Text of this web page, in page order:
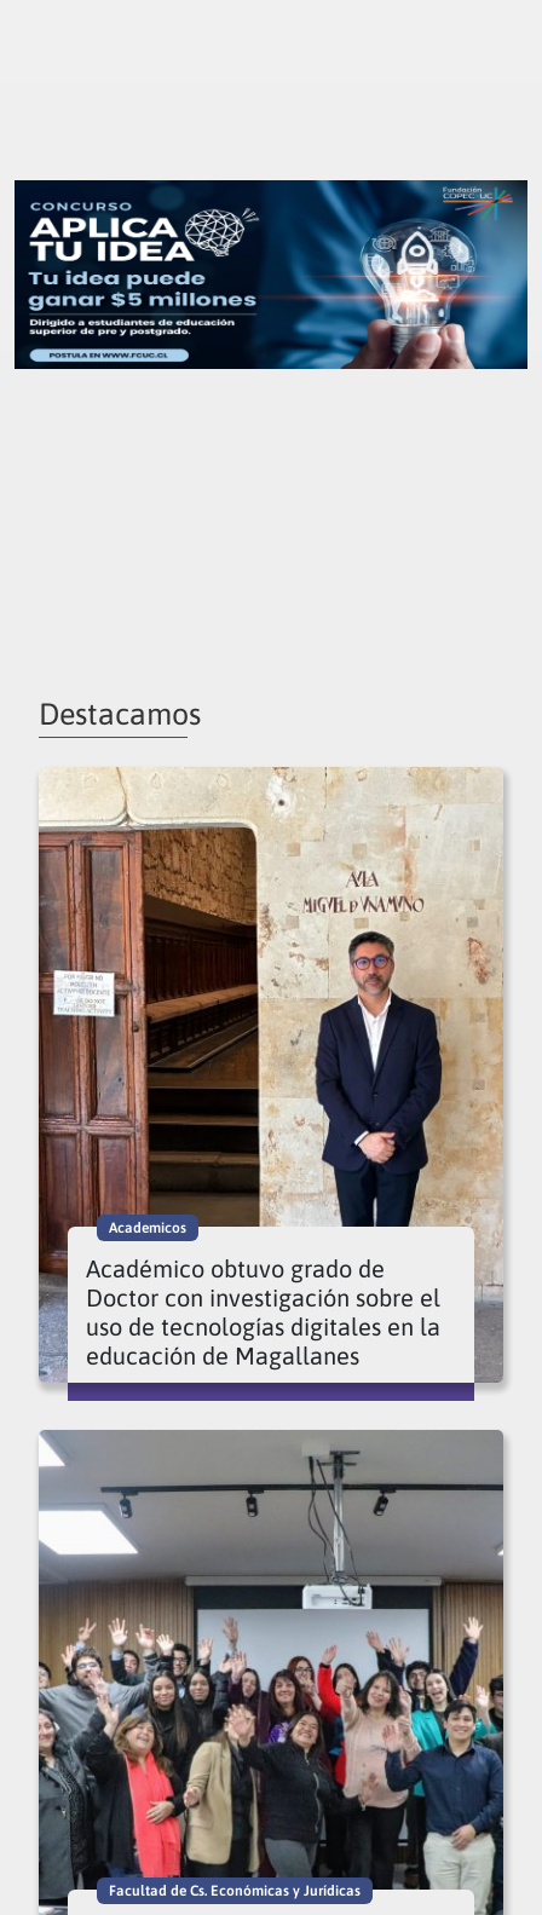
Destacamos
Academicos
Académico obtuvo grado de
Doctor con investigación sobre el
uso de tecnologías digitales en la
educación de Magallanes
Facultad de Cs. Económicas y Jurídicas